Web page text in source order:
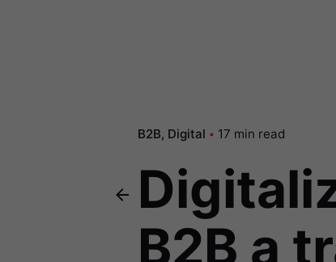
B2B Digital 17 min read
B2B a